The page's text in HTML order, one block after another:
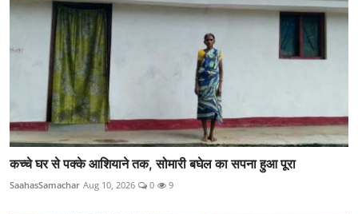
कच्चे घर से पक्के आशियाने तक, सोमारी बघेल का सपना हुआ पूरा
SaahasSamachar Aug 10, 2026 0 9